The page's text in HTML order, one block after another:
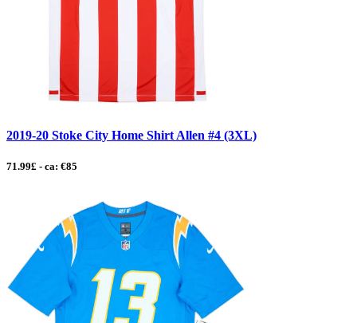
2019-20 Stoke City Home Shirt Allen #4 (3XL)
71.99£ - ca: €85